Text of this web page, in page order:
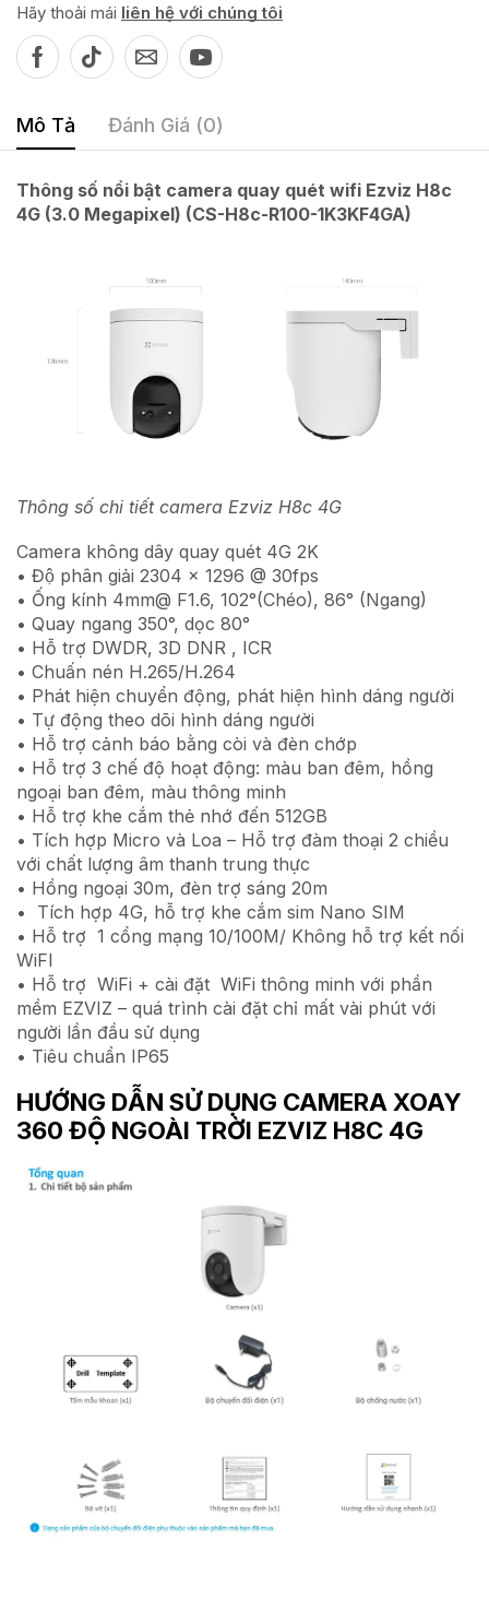
Hãy thoải mái liên hệ với chúng tôi
Mô Tả Đánh Giá (0)
Thông số nổi bật camera quay quét wifi Ezviz H8c
4G (3.0 Megapixel) (CS-H8c-R100-1K3KF4GA)
Thông số chi tiết camera Ezviz H8c 4G
Camera không dây quay quét 4G 2K
• Độ phân giải 2304 × 1296 @ 30fps
• Ống kính 4mm@ F1.6, 102°(Chéo), 86° (Ngang)
• Quay ngang 350°, dọc 80°
• Hỗ trợ DWDR, 3D DNR , ICR
• Chuấn nén H.265/H.264
• Phát hiện chuyển động, phát hiện hình dáng người
• Tự động theo dõi hình dáng người
• Hỗ trợ cảnh báo bằng còi và đèn chớp
• Hỗ trợ 3 chế độ hoạt động: màu ban đêm, hồng
ngoại ban đêm, màu thông minh
• Hỗ trợ khe cắm thẻ nhớ đến 512GB
• Tích hợp Micro và Loa – Hỗ trợ đàm thoại 2 chiều
với chất lượng âm thanh trung thực
• Hồng ngoại 30m, đèn trợ sáng 20m
• Tích hợp 4G, hỗ trợ khe cắm sim Nano SIM
• Hỗ trợ 1 cổng mạng 10/100M/ Không hỗ trợ kết nối
WiFI
• Hỗ trợ WiFi + cài đặt WiFi thông minh với phần
mềm EZVIZ – quá trình cài đặt chỉ mất vài phút với
người lần đầu sử dụng
• Tiêu chuẩn IP65
HƯỚNG DẪN SỬ DỤNG CAMERA XOAY
360 ĐỘ NGOÀI TRỜI EZVIZ H8C 4G